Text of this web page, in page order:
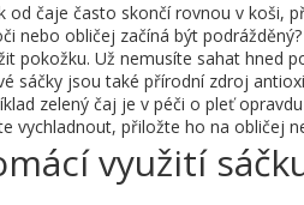
od čaje často skončí rovnou v koši,
nebo obličej začíná být
pokožku. Už nemusíte sahat hned
sáčky jsou také přírodní zdroj
zelený čaj je v péči o pleť
vychladnout, přiložte ho na obličej
využití